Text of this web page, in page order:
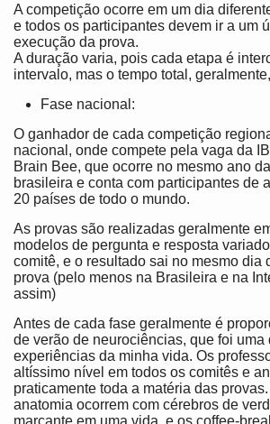
A competição ocorre em um dia
e todos os participantes devem ir a um
execução da prova.
A duração varia, pois cada etapa é
intervalo, mas o tempo total,
Fase nacional:
O ganhador de cada competição
nacional, onde compete pela vaga da
Brain Bee, que ocorre no mesmo ano
brasileira e conta com participantes de
20 países de todo o mundo.
As provas são realizadas geralmente
modelos de pergunta e resposta
comitê, e o resultado sai no mesmo dia
prova (pelo menos na Brasileira e na
assim)
Antes de cada fase geralmente é
de verão de neurociências, que foi uma
experiências da minha vida. Os
altíssimo nível em todos os comitês e
praticamente toda a matéria das
anatomia ocorrem com cérebros de
marcante em uma vida, e os coffee-